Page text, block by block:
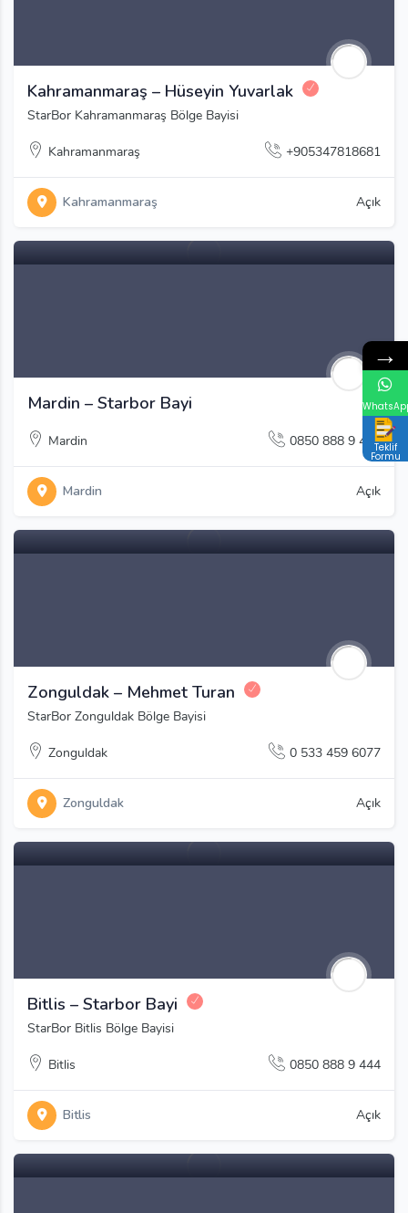
Kahramanmaraş – Hüseyin Yuvarlak
StarBor Kahramanmaraş Bölge Bayisi
Kahramanmaraş +905347818681
Kahramanmaraş Açık
Mardin – Starbor Bayi
Mardin 0850 888 9 444
Mardin Açık
Zonguldak – Mehmet Turan
StarBor Zonguldak Bölge Bayisi
Zonguldak 0 533 459 6077
Zonguldak Açık
Bitlis – Starbor Bayi
StarBor Bitlis Bölge Bayisi
Bitlis 0850 888 9 444
Bitlis Açık
→
Teklif
Formu